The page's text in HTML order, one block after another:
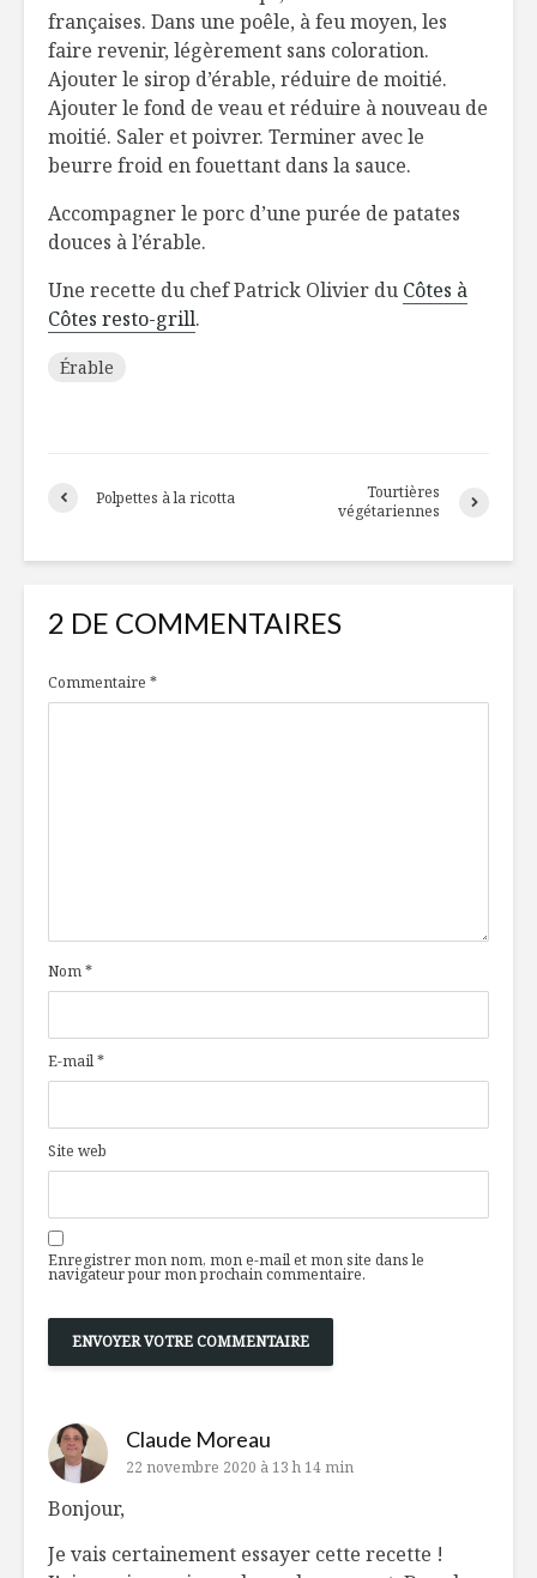
françaises. Dans une poêle, à feu moyen, les
faire revenir, légèrement sans coloration.
Ajouter le sirop d’érable, réduire de moitié.
Ajouter le fond de veau et réduire à nouveau de
moitié. Saler et poivrer. Terminer avec le
beurre froid en fouettant dans la sauce.
Accompagner le porc d’une purée de patates
douces à l’érable.
Une recette du chef Patrick Olivier du Côtes à
Côtes resto-grill.
Érable
Polpettes à la ricotta
Tourtières
végétariennes
2 DE COMMENTAIRES
Commentaire *
Nom*
E-mail*
Site web
Enregistrer mon nom, mon e-mail et mon site dans le
navigateur pour mon prochain commentaire.
Claude Moreau
22 novembre 2020 à 13 h 14 min
Bonjour,
Je vais certainement essayer cette recette !